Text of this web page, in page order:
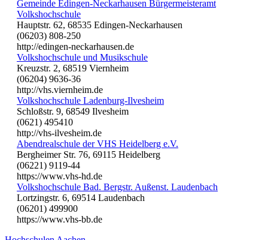
Gemeinde Edingen-Neckarhausen Bürgermeisteramt
Volkshochschule
Hauptstr. 62, 68535 Edingen-Neckarhausen
(06203) 808-250
http://edingen-neckarhausen.de
Volkshochschule und Musikschule
Kreuzstr. 2, 68519 Viernheim
(06204) 9636-36
http://vhs.viernheim.de
Volkshochschule Ladenburg-Ilvesheim
Schloßstr. 9, 68549 Ilvesheim
(0621) 495410
http://vhs-ilvesheim.de
Abendrealschule der VHS Heidelberg e.V.
Bergheimer Str. 76, 69115 Heidelberg
(06221) 9119-44
https://www.vhs-hd.de
Volkshochschule Bad. Bergstr. Außenst. Laudenbach
Lortzingstr. 6, 69514 Laudenbach
(06201) 499900
https://www.vhs-bb.de